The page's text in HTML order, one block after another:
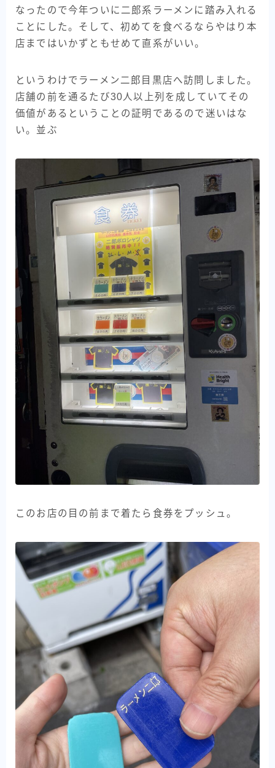
なったので今年ついに二郎系ラーメンに踏み入れる
ことにした。そして、初めてを食べるならやはり本
店まではいかずともせめて直系がいい。
というわけでラーメン二郎目黒店へ訪問しました。
店舗の前を通るたび30人以上列を成していてその
価値があるということの証明であるので迷いはな
い。並ぶ
このお店の目の前まで着たら食券をプッシュ。